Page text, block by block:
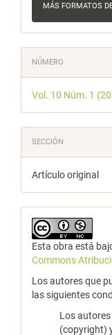
MÁS FORMATOS
NÚMERO
Vol. 10 Núm. 1
SECCIÓN
Artículo original
Esta obra está
Commons
Los autores que
las siguientes
Los
(copyright)